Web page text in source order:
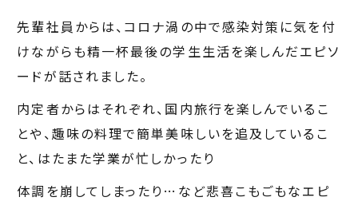
先輩社員からは、コロナ渦の中で感染対策に気を付
けながらも精一杯最後の学生生活を楽しんだエピソ
ードが話されました。
内定者からはそれぞれ、国内旅行を楽しんでいるこ
とや、趣味の料理で簡単美味しいを追及しているこ
と、はたまた学業が忙しかったり
体調を崩してしまったり…など悲喜こもごもなエピ